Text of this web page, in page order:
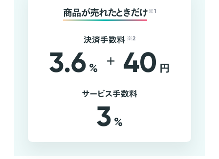
商品が売れたときだけ ※1
決済手数料 ※2
3.6 % + 40 円
サービス手数料
3 %